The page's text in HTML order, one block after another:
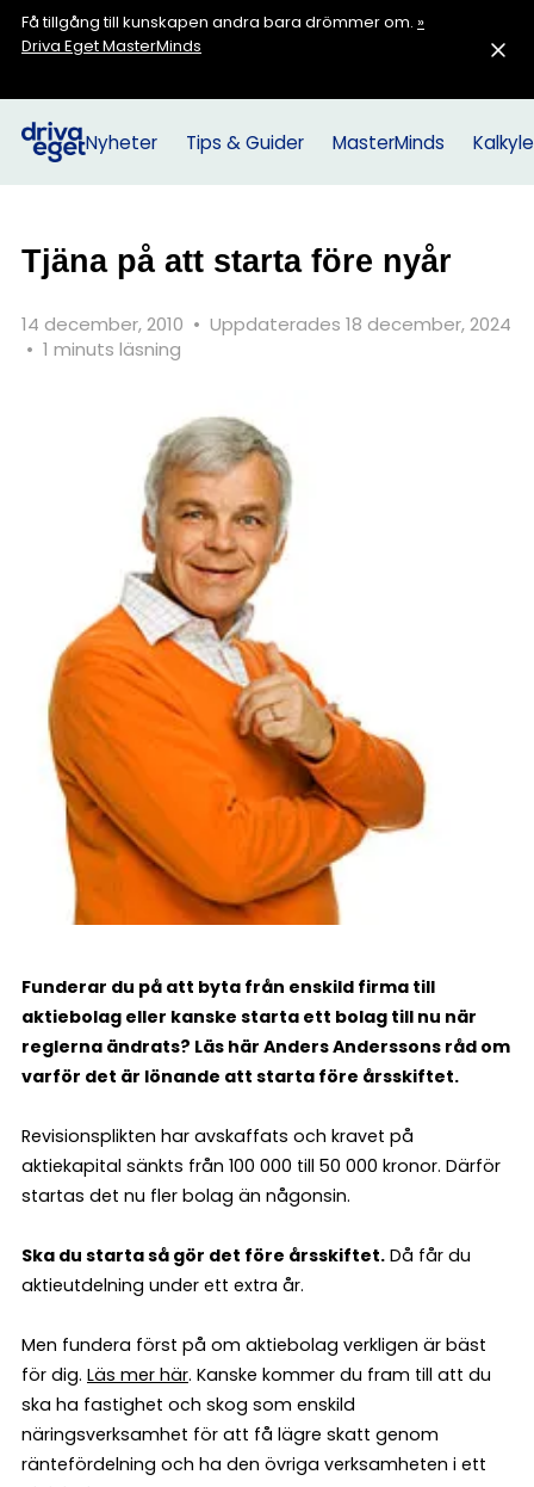
Få tillgång till kunskapen andra bara drömmer om. »
Driva Eget MasterMinds
Nyheter Tips & Guider MasterMinds
Tjäna på att starta före nyår
14 december, 2010 • Uppdaterades 18 december, 2024
• 1 minuts läsning
Funderar du på att byta från enskild firma till
aktiebolag eller kanske starta ett bolag till nu när
reglerna ändrats? Läs här Anders Anderssons råd om
varför det är lönande att starta före årsskiftet.
Revisionsplikten har avskaffats och kravet på
aktiekapital sänkts från 100 000 till 50 000 kronor. Därför
startas det nu fler bolag än någonsin.
Ska du starta så gör det före årsskiftet. Då får du
aktieutdelning under ett extra år.
Men fundera först på om aktiebolag verkligen är bäst
för dig. Läs mer här. Kanske kommer du fram till att du
ska ha fastighet och skog som enskild
näringsverksamhet för att få lägre skatt genom
räntefördelning och ha den övriga verksamheten i ett